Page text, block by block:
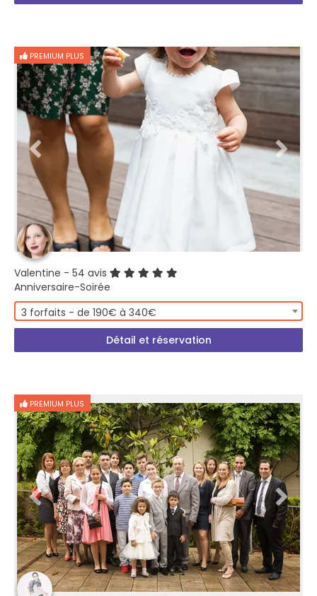
PREMIUM PLUS
Valentine - 54 avis
Anniversaire-Soirée
3 forfaits - de 190€ à 340€
Détail et réservation
PREMIUM PLUS